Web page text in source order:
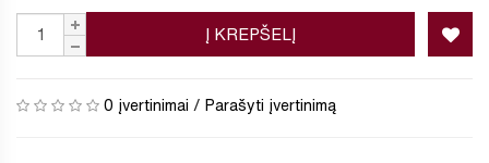
Į KREPŠELĮ
0 įvertinimai / Parašyti įvertinimą